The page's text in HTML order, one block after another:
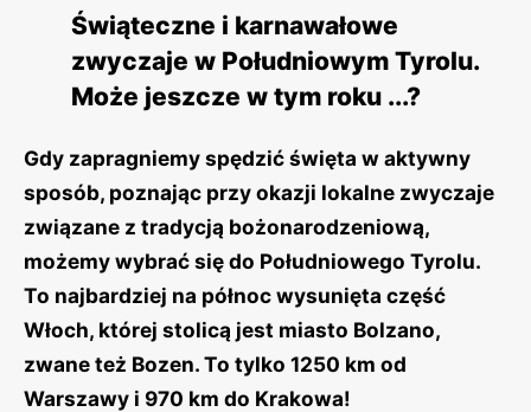
Świąteczne i karnawałowe
zwyczaje w Południowym Tyrolu.
Może jeszcze w tym roku ...?
Gdy zapragniemy spędzić święta w aktywny
sposób, poznając przy okazji lokalne zwyczaje
związane z tradycją bożonarodzeniową,
możemy wybrać się do Południowego Tyrolu.
To najbardziej na północ wysunięta część
Włoch, której stolicą jest miasto Bolzano,
zwane też Bozen. To tylko 1250 km od
Warszawy i 970 km do Krakowa!